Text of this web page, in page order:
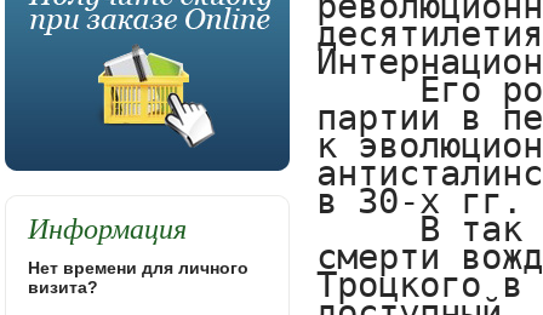
Информация
Нет времени для личного
визита?